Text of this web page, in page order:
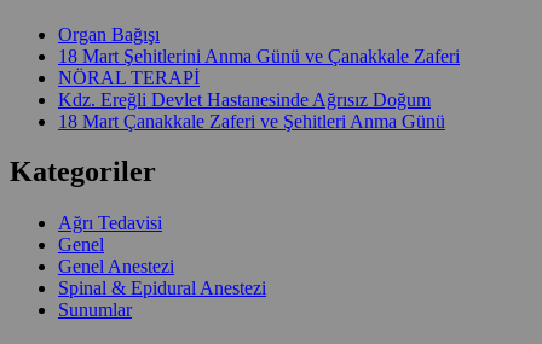
Organ Bağışı
18 Mart Şehitlerini Anma Günü ve Çanakkale Zaferi
NÖRAL TERAPİ
Kdz. Ereğli Devlet Hastanesinde Ağrısız Doğum
18 Mart Çanakkale Zaferi ve Şehitleri Anma Günü
Kategoriler
Ağrı Tedavisi
Genel
Genel Anestezi
Spinal & Epidural Anestezi
Sunumlar